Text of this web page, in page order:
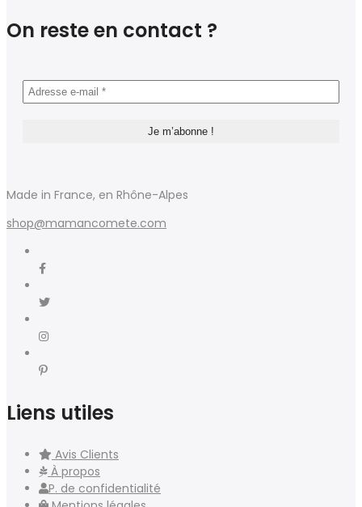
On reste en contact ?
Made in France, en Rhône-Alpes
shop@mamancomete.com
Liens utiles
Avis Clients
À propos
P. de confidentialité